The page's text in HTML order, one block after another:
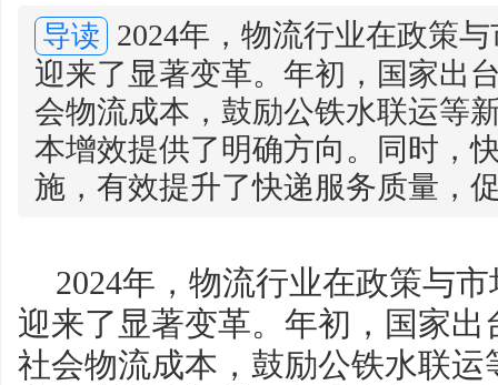
导读 2024年，物流行业在政策
迎来了显著变革。年初，国家出
会物流成本，鼓励公铁水联运等
本增效提供了明确方向。同时，
施，有效提升了快递服务质量，
2024年，物流行业在政策与
迎来了显著变革。年初，国家
社会物流成本，鼓励公铁水联